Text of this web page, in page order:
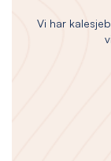
Vi har